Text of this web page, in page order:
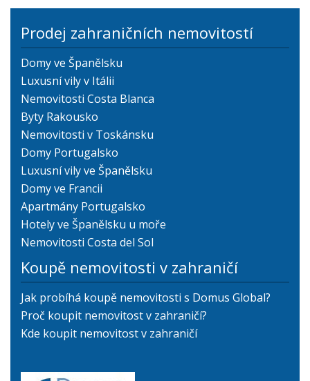
Prodej zahraničních nemovitostí
Domy ve Španělsku
Luxusní vily v Itálii
Nemovitosti Costa Blanca
Byty Rakousko
Nemovitosti v Toskánsku
Domy Portugalsko
Luxusní vily ve Španělsku
Domy ve Francii
Apartmány Portugalsko
Hotely ve Španělsku u moře
Nemovitosti Costa del Sol
Koupě nemovitosti v zahraničí
Jak probíhá koupě nemovitosti s Domus Global?
Proč koupit nemovitost v zahraničí?
Kde koupit nemovitost v zahraničí